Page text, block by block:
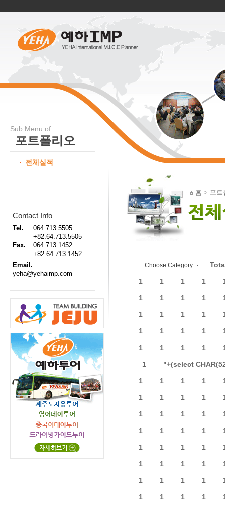
Sub Menu of
포트폴리오
전체실적
Contact Info
Tel.
064.713.5505
+82.64.713.5505
Fax.
064.713.1452
+82.64.713.1452
Email.
yeha@yehaimp.com
홈 > 포트
Choose Category
1 1 1 1
1 1 1 1
1 1 1 1
1 1 1 1
1 1 1 1
1 "+(select
1 1 1 1
1 1 1 1
1 1 1 1
1 1 1 1
1 1 1 1
1 1 1 1
1 1 1 1
1 1 1 1